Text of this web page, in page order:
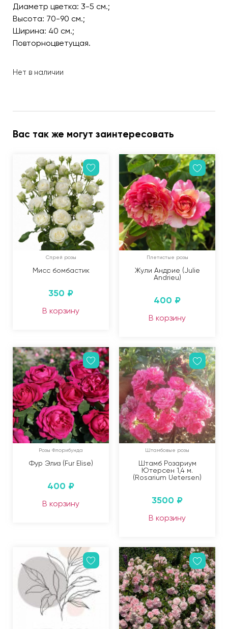
Диаметр цветка: 3-5 см.;
Высота: 70-90 см.;
Ширина: 40 см.;
Повторноцветущая.
Нет в наличии
Вас так же могут заинтересовать
Спрей розы
Мисс бомбастик
350 ₽
В корзину
Плетистые розы
Жули Андрие (Julie
Andrieu)
400 ₽
В корзину
Розы Флорибунда
Фур Элиз (Fur Elise)
400 ₽
В корзину
Штамбовые розы
Штамб Розариум
Ютерсен 1,4 м.
(Rosarium Uetersen)
3500 ₽
В корзину